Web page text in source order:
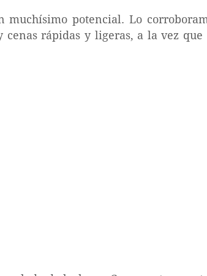
potencial. Lo
cenas rápidas y ligeras, a la vez